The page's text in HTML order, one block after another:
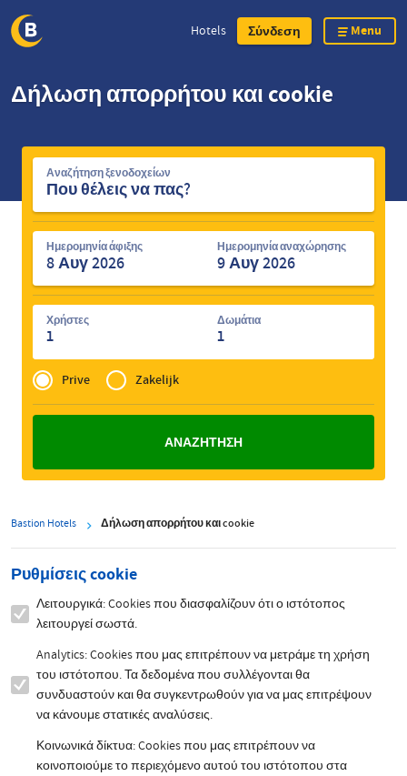
Hotels Σύνδεση Menu
Δήλωση απορρήτου και cookie
Αναζήτηση
ξενοδοχείων
Αναζήτηση ξενοδοχείων
Ημερομηνία άφιξης Ημερομηνία αναχώρησης
Χρήστες
1
Δωμάτια
1
Privé
of
Zakelijk
Prive Zakelijk
Bastion Hotels Δήλωση απορρήτου και cookie
Ρυθμίσεις cookie
Λειτουργικά: Cookies που διασφαλίζουν ότι ο ιστότοπος
λειτουργεί σωστά.
Analytics: Cookies που μας επιτρέπουν να μετράμε τη χρήση
του ιστότοπου. Τα δεδομένα που συλλέγονται θα
συνδυαστούν και θα συγκεντρωθούν για να μας επιτρέψουν
να κάνουμε στατικές αναλύσεις.
Κοινωνικά δίκτυα: Cookies που μας επιτρέπουν να
κοινοποιούμε το περιεχόμενο αυτού του ιστότοπου στα